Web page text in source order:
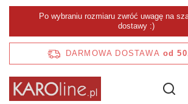
Po wybraniu rozmiaru zwróć uwagę na
dostawy :)
DARMOWA DOSTAWA od